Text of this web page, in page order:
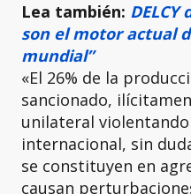
Lea también: DELCY
son el motor actual
mundial”
«El 26% de la
sancionado,
unilateral
internacional, sin
se constituyen en
causan